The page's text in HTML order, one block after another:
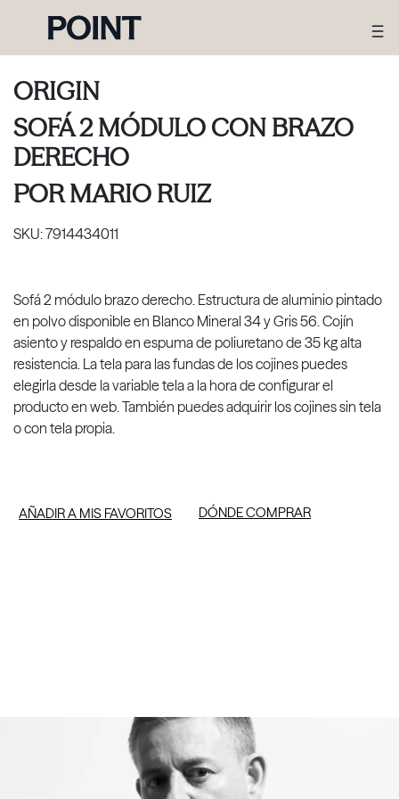
ORIGIN
SOFÁ 2 MÓDULO CON BRAZO
DERECHO
PORMARIO RUIZ
SKU:7914434011
Sofá 2 módulo brazo derecho. Estructura de aluminio pintado
en polvo disponible en Blanco Mineral 34 y Gris 56. Cojín
asiento y respaldo en espuma de poliuretano de 35 kg alta
resistencia. La tela para las fundas de los cojines puedes
elegirla desde la variable tela a la hora de configurar el
producto en web. También puedes adquirir los cojines sin tela
o con tela propia.
AÑADIR A MIS FAVORITOS DÓNDE COMPRAR